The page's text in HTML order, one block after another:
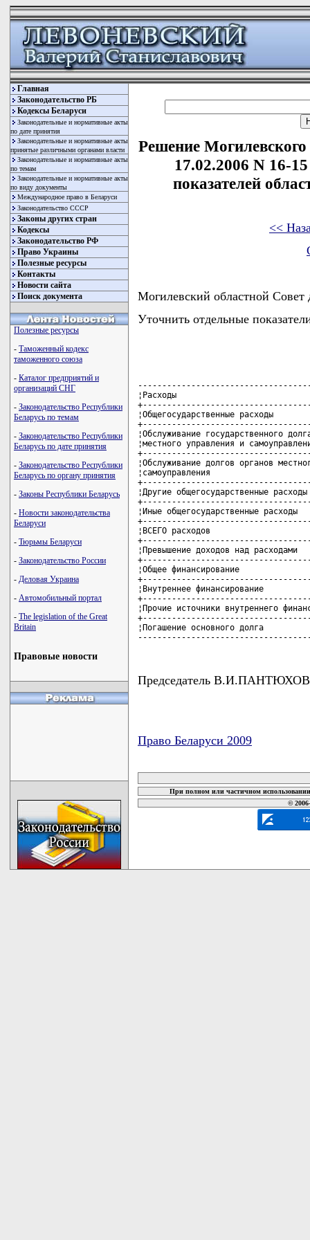
Главная
Законодательство РБ
Кодексы Беларуси
Законодательные и нормативные акты
по дате принятия
Законодательные и нормативные акты
принятые различными органами власти
Законодательные и нормативные акты
по темам
Законодательные и нормативные акты
по виду документы
Международное право в Беларуси
Законодательство СССР
Законы других стран
Кодексы
Законодательство РФ
Право Украины
Полезные ресурсы
Контакты
Новости сайта
Поиск документа
Полезные ресурсы
- Таможенный кодекс
таможенного союза
- Каталог предприятий и
организаций СНГ
- Законодательство Республики
Беларусь по темам
- Законодательство Республики
Беларусь по дате принятия
- Законодательство Республики
Беларусь по органу принятия
- Законы Республики Беларусь
- Новости законодательства
Беларуси
- Тюрьмы Беларуси
- Законодательство России
- Деловая Украина
- Автомобильный портал
- The legislation of the Great
Britain
Правовые новости
Решение Могилевского
17.02.2006 N 16-
показателей
<<
Могилевский областной
Уточнить отдельные
¦Расходы
¦Общегосударственные
¦Обслуживание государственного
¦местного управления и
¦Обслуживание долгов органов
¦самоуправления
¦Другие общегосударственные
¦Иные общегосударственные
¦ВСЕГО расходов
¦Превышение доходов над
¦Общее финансирование
¦Внутреннее финансирование
¦Прочие источники внутреннего
¦Погашение основного долга
Председатель В.И.ПАНТЮХОВ
Право Беларуси 2009
При полном или частичном
©